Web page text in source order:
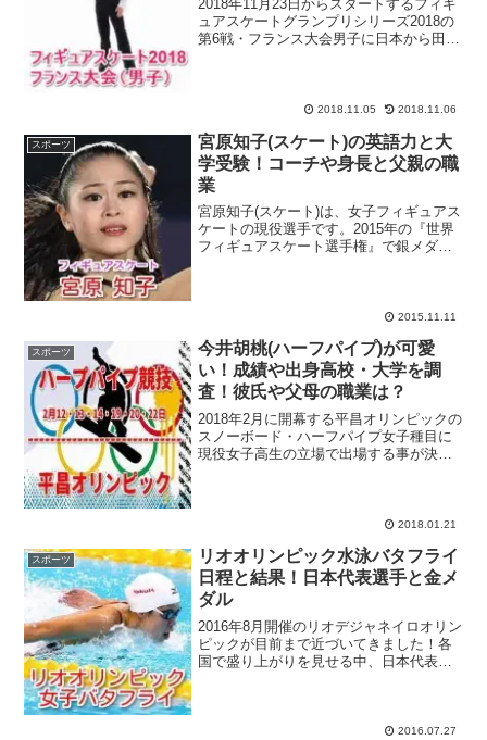
2018年11月23日からスタートするフィギ
ュアスケートグランプリシリーズ2018の
第6戦・フランス大会男子に日本から田中
2018.11.05 2018.11.06
スポーツ
宮原知子(スケート)の英語力と大
学受験！コーチや身長と父親の職
業
宮原知子(スケート)は、女子フィギュアス
ケートの現役選手です。2015年の『世界
フィギュアスケート選手権』で銀メダル
2015.11.11
スポーツ
今井胡桃(ハーフパイプ)が可愛
い！成績や出身高校・大学を調
査！彼氏や父母の職業は？
2018年2月に開幕する平昌オリンピックの
スノーボード・ハーフパイプ女子種目に
現役女子高生の立場で出場する事が決ま
2018.01.21
スポーツ
リオオリンピック水泳バタフライ
日程と結果！日本代表選手と金メ
ダル
2016年8月開催のリオデジャネイロオリン
ピックが目前まで近づいてきました！各
国で盛り上がりを見せる中、日本代表選
2016.07.27